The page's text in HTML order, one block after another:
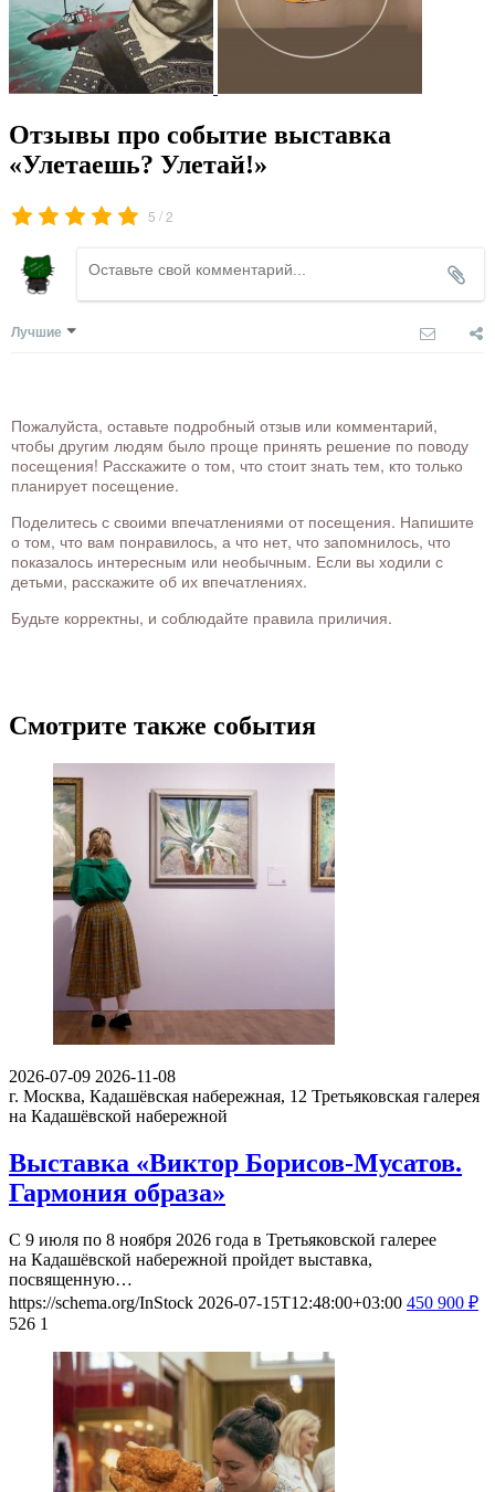
Отзывы про событие выставка
«Улетаешь? Улетай!»
5 /2
Лучшие
Пожалуйста, оставьте подробный отзыв или комментарий,
чтобы другим людям было проще принять решение по поводу
посещения! Расскажите о том, что стоит знать тем, кто только
планирует посещение.
Поделитесь с своими впечатлениями от посещения. Напишите
о том, что вам понравилось, а что нет, что запомнилось, что
показалось интересным или необычным. Если вы ходили с
детьми, расскажите об их впечатлениях.
Будьте корректны, и соблюдайте правила приличия.
Смотрите также события
2026-07-09 2026-11-08
г. Москва, Кадашёвская набережная, 12 Третьяковская галерея
на Кадашёвской набережной
Выставка «Виктор Борисов-Мусатов.
Гармония образа»
С 9 июля по 8 ноября 2026 года в Третьяковской галерее
на Кадашёвской набережной пройдет выставка,
посвященную…
https://schema.org/InStock 2026-07-15T12:48:00+03:00 450 900 ₽
526 1